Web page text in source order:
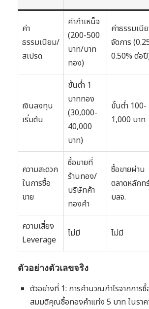
ค่า
ธรรมเนียม/
สเปรด
ค่ากำเหน็จ
(200-500
บาท/บาท
ทอง)
ค่าธรรมเนี
จัดการ
0.50% ต่อ
เงินลงทุน
เริ่มต้น
ขั้นต่ำ 1
บาททอง
(30,000-
40,000
บาท)
ขั้นต่ำ 100-
1,000 บาท
ความสะดวก
ในการซื้อ
ขาย
ซื้อขายที่
ร้านทอง/
บริษัทค้า
ทองคำ
ซื้อขายผ่าน
ตลาดหลัก
บลจ.
ความเสี่ยง
Leverage
ไม่มี ไม่มี
ตัวอย่างตัวเลขจริง
ตัวอย่างที่ 1: การคำนวณกำไรจากการ
สมมติคุณซื้อทองคำแท่ง 5 บาท ในรา